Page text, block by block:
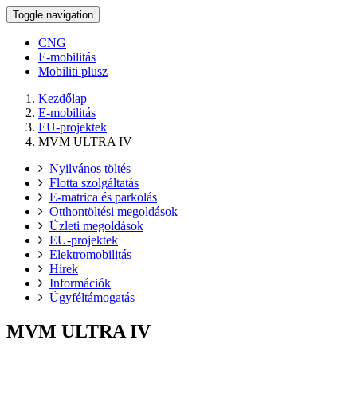
Toggle navigation
CNG
E-mobilitás
Mobiliti plusz
Kezdőlap
E-mobilitás
EU-projektek
MVM ULTRA IV
Nyilvános töltés
Flotta szolgáltatás
E-matrica és parkolás
Otthontöltési megoldások
Üzleti megoldások
EU-projektek
Elektromobilitás
Hírek
Információk
Ügyféltámogatás
MVM ULTRA IV